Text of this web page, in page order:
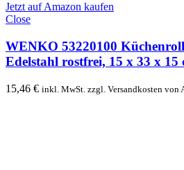
Jetzt auf Amazon kaufen
Close
WENKO 53220100
Edelstahl rostfrei, 15 x 33 x 15
15,46 € inkl. MwSt. zzgl. Versandkosten von